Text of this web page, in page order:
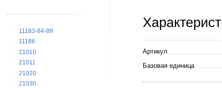
11183-84-89
11186
21010
21011
21020
21030
Артикул
Базовая единица